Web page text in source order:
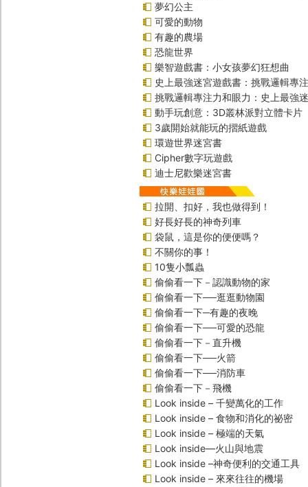
夢幻公主
可愛的動物
有趣的農場
恐龍世界
樂智遊戲書：小女孩夢幻狂想曲
史上最強迷宮遊戲書：挑戰邏輯專
挑戰邏輯專注力和眼力：史上最強
動手玩創意：3D叢林派對立體卡片
3歲開始就能玩的摺紙遊戲
環遊世界迷宮書
Cipher數字玩遊戲
迪士尼歡樂迷宮書
拉開、扣好，我也做得到！
好長好長的神奇列車
袋鼠，這是你的便便嗎？
不關你的事！
10隻小瓢蟲
偷偷看一下－認識動物的家
偷偷看一下──逛逛動物園
偷偷看一下─有趣的夜晚
偷偷看一下──可愛的恐龍
偷偷看一下－直升機
偷偷看一下──火箭
偷偷看一下──消防車
偷偷看一下－飛機
Look inside – 千變萬化的工作
Look inside – 食物和消化的祕密
Look inside – 極端的天氣
Look inside—火山與地震
Look inside –神奇便利的交通工具
Look inside – 來來往往的機場